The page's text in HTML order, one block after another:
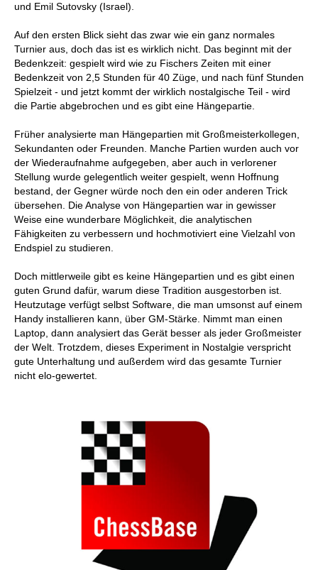
und Emil Sutovsky (Israel).
Auf den ersten Blick sieht das zwar wie ein ganz normales
Turnier aus, doch das ist es wirklich nicht. Das beginnt mit der
Bedenkzeit: gespielt wird wie zu Fischers Zeiten mit einer
Bedenkzeit von 2,5 Stunden für 40 Züge, und nach fünf Stunden
Spielzeit - und jetzt kommt der wirklich nostalgische Teil - wird
die Partie abgebrochen und es gibt eine Hängepartie.
Früher analysierte man Hängepartien mit Großmeisterkollegen,
Sekundanten oder Freunden. Manche Partien wurden auch vor
der Wiederaufnahme aufgegeben, aber auch in verlorener
Stellung wurde gelegentlich weiter gespielt, wenn Hoffnung
bestand, der Gegner würde noch den ein oder anderen Trick
übersehen. Die Analyse von Hängepartien war in gewisser
Weise eine wunderbare Möglichkeit, die analytischen
Fähigkeiten zu verbessern und hochmotiviert eine Vielzahl von
Endspiel zu studieren.
Doch mittlerweile gibt es keine Hängepartien und es gibt einen
guten Grund dafür, warum diese Tradition ausgestorben ist.
Heutzutage verfügt selbst Software, die man umsonst auf einem
Handy installieren kann, über GM-Stärke. Nimmt man einen
Laptop, dann analysiert das Gerät besser als jeder Großmeister
der Welt. Trotzdem, dieses Experiment in Nostalgie verspricht
gute Unterhaltung und außerdem wird das gesamte Turnier
nicht elo-gewertet.